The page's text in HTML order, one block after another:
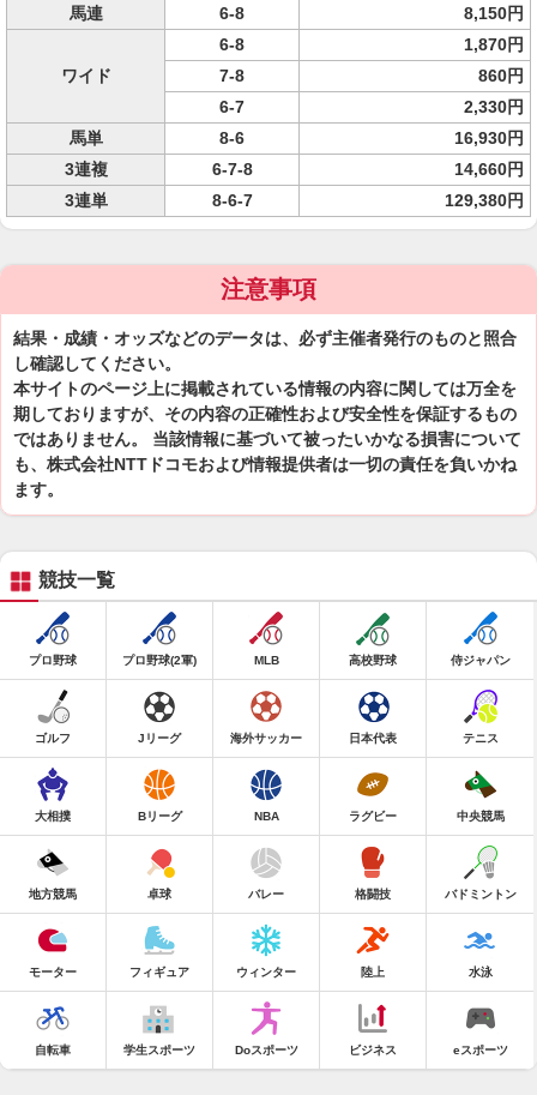
馬連
6-8 8,150円
ワイド
6-8
1,870円
7-8
860円
6-7
2,330円
馬単
8-6
16,930円
3連複
6-7-8
14,660円
3連単
8-6-7 129,380円
注意事項
結果・成績・オッズなどのデータは、必ず主催者発行のものと照合
し確認してください。
本サイトのページ上に掲載されている情報の内容に関しては万全を
期しておりますが、その内容の正確性および安全性を保証するもの
ではありません。 当該情報に基づいて被ったいかなる損害について
も、株式会社NTTドコモおよび情報提供者は一切の責任を負いかね
ます。
競技一覧
プロ野球 プロ野球(2軍) MLB 高校野球 侍ジャパン
ゴルフ Jリーグ 海外サッカー 日本代表 テニス
大相撲 Bリーグ NBA ラグビー 中央競馬
地方競馬 卓球 バレー 格闘技 バドミントン
モーター フィギュア ウィンター 陸上 水泳
自転車 学生スポーツ Doスポーツ ビジネス eスポーツ